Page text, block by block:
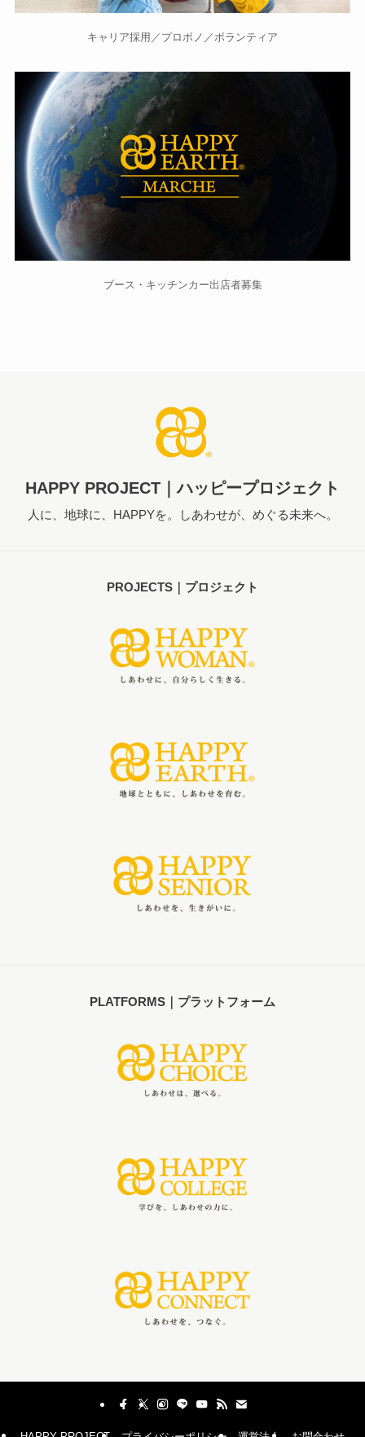
キャリア採用／プロボノ／ボランティア
ブース・キッチンカー出店者募集
HAPPY PROJECT｜ハッピープロジェクト
人に、地球に、HAPPYを。しあわせが、めぐる未来へ。
PROJECTS｜プロジェクト
PLATFORMS｜プラットフォーム